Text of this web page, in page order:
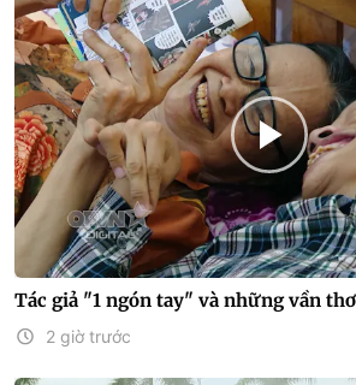
Tác giả "1 ngón tay" và những vần
2 giờ trước